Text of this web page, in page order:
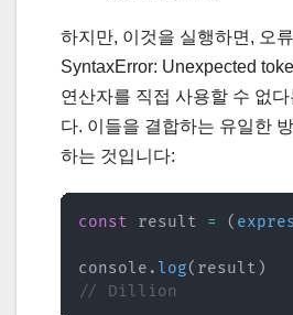
하지만, 이것을 실행하면, 오
SyntaxError: Unexpected
연산자를 직접 사용할 수 없다
다. 이들을 결합하는 유일한
하는 것입니다:
const result = (
console .log( result )
// Dillion